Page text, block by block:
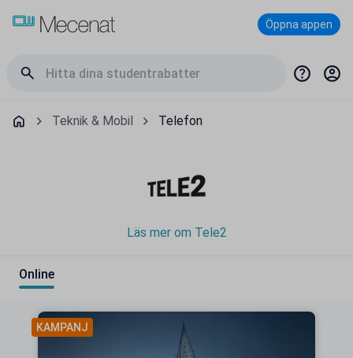
Öppna appen
Teknik & Mobil Telefon
Läs mer om Tele2
Online
KAMPANJ